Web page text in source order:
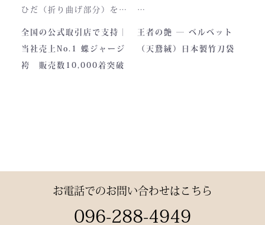
と、お楽しみください。
製作の地は、火の国・熊
数々の名勝負の舞台にも選
ばれた、 純日本製の誇り
ひだ（折り曲げ部分）を縫
い込んでありますので洗濯
しても崩れが少なく簡単に
折りたためます。
全国の公式取引店で支持｜
当社売上No.1 蝶ジャージ
袴 販売数10,000着突破
深く艶めくベルベットの光
沢。
す。
試合会場で竹刀袋を手に取
王者の艶 ― ベルベット
（天鵞絨）日本製竹刀袋
お電話でのお問い合わせはこちら
096-288-4949